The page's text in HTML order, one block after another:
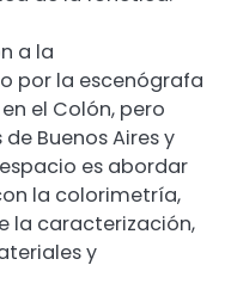
a la
por la escenógrafa
el Colón, pero
Buenos Aires y
es abordar
la colorimetría,
la caracterización,
y